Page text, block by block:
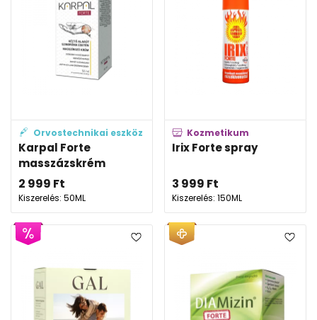
Orvostechnikai eszköz
Karpal Forte
masszázskrém
2 999 Ft
Kiszerelés: 50ML
Kozmetikum
Irix Forte spray
3 999 Ft
Kiszerelés: 150ML